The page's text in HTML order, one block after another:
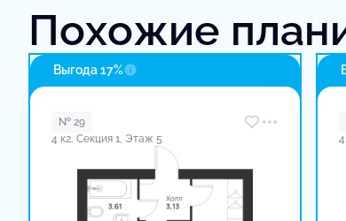
Похожие
Выгода 17%
№ 29
4 к2, Секция 1, Этаж 5